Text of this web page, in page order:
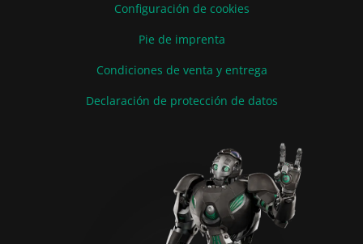
Configuración de cookies
Pie de imprenta
Condiciones de venta y entrega
Declaración de protección de datos